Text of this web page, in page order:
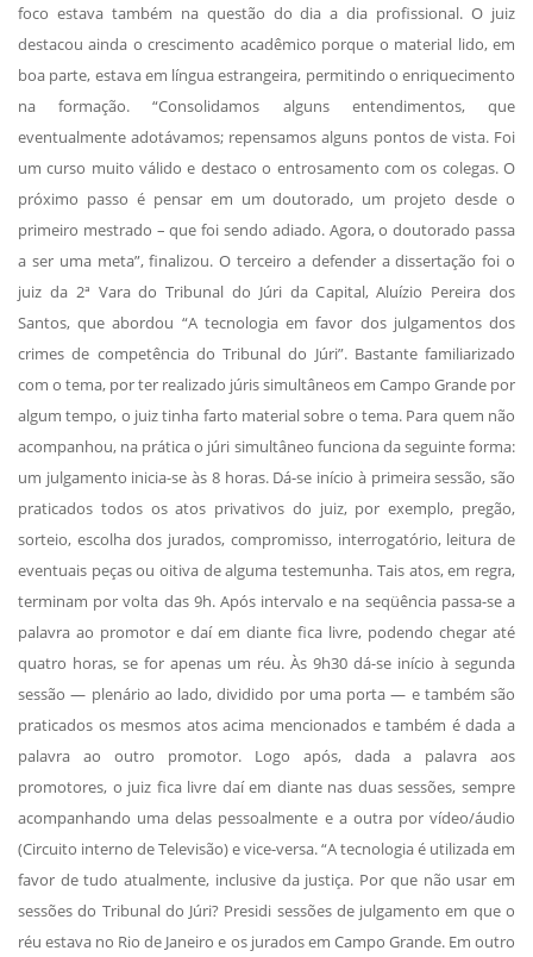
foco estava também na questão do dia a dia profissional. O juiz
destacou ainda o crescimento acadêmico porque o material lido, em
boa parte, estava em língua estrangeira, permitindo o enriquecimento
na formação. “Consolidamos alguns entendimentos, que
eventualmente adotávamos; repensamos alguns pontos de vista. Foi
um curso muito válido e destaco o entrosamento com os colegas. O
próximo passo é pensar em um doutorado, um projeto desde o
primeiro mestrado – que foi sendo adiado. Agora, o doutorado passa
a ser uma meta”, finalizou. O terceiro a defender a dissertação foi o
juiz da 2ª Vara do Tribunal do Júri da Capital, Aluízio Pereira dos
Santos, que abordou “A tecnologia em favor dos julgamentos dos
crimes de competência do Tribunal do Júri”. Bastante familiarizado
com o tema, por ter realizado júris simultâneos em Campo Grande por
algum tempo, o juiz tinha farto material sobre o tema. Para quem não
acompanhou, na prática o júri simultâneo funciona da seguinte forma:
um julgamento inicia-se às 8 horas. Dá-se início à primeira sessão, são
praticados todos os atos privativos do juiz, por exemplo, pregão,
sorteio, escolha dos jurados, compromisso, interrogatório, leitura de
eventuais peças ou oitiva de alguma testemunha. Tais atos, em regra,
terminam por volta das 9h. Após intervalo e na seqüência passa-se a
palavra ao promotor e daí em diante fica livre, podendo chegar até
quatro horas, se for apenas um réu. Às 9h30 dá-se início à segunda
sessão — plenário ao lado, dividido por uma porta — e também são
praticados os mesmos atos acima mencionados e também é dada a
palavra ao outro promotor. Logo após, dada a palavra aos
promotores, o juiz fica livre daí em diante nas duas sessões, sempre
acompanhando uma delas pessoalmente e a outra por vídeo/áudio
(Circuito interno de Televisão) e vice-versa. “A tecnologia é utilizada em
favor de tudo atualmente, inclusive da justiça. Por que não usar em
sessões do Tribunal do Júri? Presidi sessões de julgamento em que o
réu estava no Rio de Janeiro e os jurados em Campo Grande. Em outro